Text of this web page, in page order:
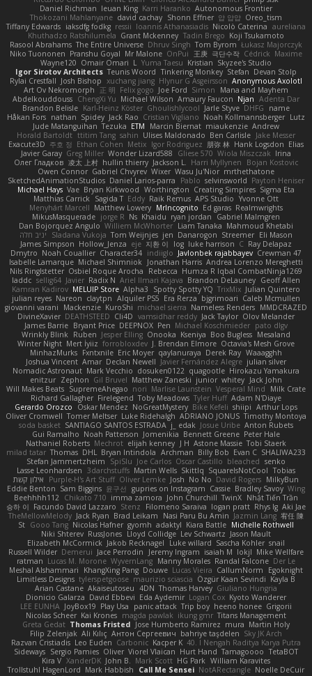
Daniel Richman Ieuan King Karri Haranko Autonomous Frontier
Thokozani Mahlanyane david cachay Shonn Effner 얍 얍얍 Oreo_tism
Tiffany Edwards iaksdfg fodkg ressii Ioannis Athanasiadis Nicolò Caterina aureliana
Khuthadzo Ratshilumela Grant Mckenney Tadin Brego Koji Tsukamoto
Rasool Abrahams The Entire Universe Dhruv Singh Tom Byrom Łukasz Majorczyk
Niko Tuononen Pranshu Goyal Mr Malone OnPui 王庚 극단수작 Cédrick Maxime
Wayne120 Omair Omari L Yuma Taesu Kristian Skyzee's Studio
Igor Sirotov Architects Teunis Woord Tinkering Monkey Stefan Devan Stolp
Rylai Crestfall Josh Bishop xuchang jiang Hlynur G Asgeirsson Anonymous Axolotl
Art Ov Nekromorph
正 明 Felix gogo Joe Ford Simon
Mana and Mayhem
Abdelkouddouss ChengXi Yu Michael Wilson Amaury Faucon Njan Adenta Dar
Brandon Belisle Karl-Heinz Köster Ghoulishlycool Jarle Styve DHFG
name
Håkan Fors nathan Spidey Jack Rao Cristian Vigliano Noah Kollmannsberger Lutz
Jude Matanguihan Tezuka ETM Marcin Biernat miaukenzie Andrew
Horald Bartoldt ttitim Tang sahin Ulises Maldonado Ben Carlisle Jake Messer
Exacute3D 주호 정 Ethan Cohen Metix Igor Rodriguez 朋弥 林 Hank Logsdon Elias
Javier Garay Greg Miller Wonder Lizard588 Gliese 570 Wiola Miszczak Irina
Олег Гладков 凌太 上村 hullin thierry Jackson L. Harri Myllynen
Bojan Kostovic
Owen Connor Gabriel Chvyrev Wixer Wasu Ju'Nior mrthethatone
SketchedAnimationStudios Daniel Larios-parra Pablo selvinsworld Payton Heniser
Michael Hays Vae Bryan Kirkwood Worthington Creating Simpires Sigma Eta
Matthias Carrick Sagida T Eddy Raik Remus APS Studio Yvonne Ott
Menyhárt Marcell Matthew Lowery MrIncognito Ed garas Realmwrights
MikusMasquerade jorge R Ns Khaidu ryan jordan
Gabriel Malmgren
Dan Bojorquez Angulo Williem McWhorter Liam Tanaka Mahmoud Khetabi
יניב חלה
Sladana Vukoja Tom Weijnjes jen Danarogon Streemer Eli Mason
James Simpson Hollow_Jenza eje 지환 이 log luke harrison C Ray Delapaz
Dmytro Noah Couallier Character34 indiiglo Javlonbek rajabbayev Crewman 47
Isabelle Lamarque Michael Shimniok Jonathan Harris Andrea Lorenzo Mereghetti
Nils Ringlstetter Osbiel Roque Arocha Rebecca Humza R Iqbal CombatNinja1269
laddc sellig64 Javier Radix N Ariel Ilmari Kajava Brandon DeLauney Geoff Allen
Kamran Kadirov MELUIP Store Alpha3 Spotty Spotty YQ TrixMix Julian Quintero
julian reyes Nareon claytpn Alquiler PS5 Era Rerza bjgrimoari Caleb Mcmullen
giovanni varani
Mackenzie KuroShi michael sierra Nameless Renders MMDCRAZED
DivineXavier DEATHSTEED Cli4D vamsidhar reddy Jack Taylor Olov Melander
James Barrie Bryant Price DEEPNOX Pen Michael Koschmieder pato dlgv
Wrinkly Blink Ruben Jesper Elling Onooka Kseniya Boo Bugless Mesaland
Winter Night Mert İyiiz forrobloxdev J. Brendan Elmore Octavia's Mesh Grove
MinhazMurks Fxntxnile Eric Moyer qaylanuraya Derek Ray Waaagghh
Joshua Vincent Amar Declan Newell Javier Fernández Alegre julian silver
Nomadic Astronaut Mark Vecchio dosuken0122 quagootle Hirokazu Yamakura
enitzur Zephon Gil Bruvel Matthew Zaneski junior whitey Jack John
Will Makes Beats SupremeAhegao nori Marlise Launstein Vesperal Mind
Milk Crate
Richard Gallagher Firelegend Toby Meadows Tyler Huff Adam N'Diaye
Gerardo Orozco
Oskar Mendez NoGreatMystery Bike Kefeli shiipi Arthur Lops
Oliver Cromwell Tomer Meltser Luke Ridehalgh ADRIANO JONUS Timothy Montoya
soda basket SANTIAGO SANTOS ESTRADA j_ edak Josue Uribe Anton Rubets
Gui Ramalho Noah Patterson Jomenikia Bennett Greene Peter Hale
Nathaniel Roberts Mechrot elijah kenney J H Astone Massie Tobi Staerk
milad tatar Thomas DHL Bryan Intindola Archman Billy Bob Evan C SHALIWA233
Stefan Jammertzheim
SpiSlu Joe Carlos Oscar Castillo bleached senko
Lasse Leonhardsen 3darchstuffs Martin Wells Skittlq SquareIsNotCool Tobias
אילון קשת
Purple-H's Art Stuff Oliver Lemke Josh No No David Rogers MilkyBun
Eddie Benton Sam Biggins 윤구선 gupries on Instagram Cassie Bradley Savoy Wing
Beehhhh112 Chikato 710 imma zamora John Churchill TwinX Nhật Tiến Trần
승하 이 Facundo David Lazzaro Stenz Filomeno Saraiva logan pratt Rhys lg Aki Jae
TheMellowMelody Jack Ryan Brad Leikam Nasi Paru Bu Amin Jazmin Lang 宥任 陳
St Gooo Tang Nicolas Hafner gyomh adaktyl Kiara Battle Michelle Rothwell
Niki Shterev RussJones Lloyd Collidge Lev Schwartz Jason Mault
Elizabeth McCormick Jakob Recknagel Luke willard Sascha Kohler snail
Russell Wilder Demerui Jace Perrodin Jeremy Ingram isaiah M lokjl Mike Wellfare
ratman Lucas M. Morone WyvernLang Manny Morales Randal Falcone Der Le
Meshal Alshammari
KhangXing Pang Douwe Lucas Vieira CallumNorm
Egoknight
Limitless Designs tylerspetgoose maurizio sciascia Özgür Kaan Sevindi Kayla B
Arian Castane Akaiseutoseu 4DN Thomas Harvey Giuliano Hungria
Dionicio Galarza David Ebbevi Eda Aydemir Logan Cox Kyoto Wanderer
LEE EUNHA JoyBox19 Play Usa panic attack Trip boy heeno honee Grigorii
Nicolas Scheer Kai Krones magda pawlak ikung gmr Titans Management
Greta Gedat Thomas Fristed Jose Humberto Ramirez mura Martin Holy
Filip Zelenjak Ali Kılıç Антон Сергеевич bahriye taşdelen Sky JK Arch
Razvan Cristiadis Leo Euden Carbonic Kacper K 40. I Nengah Raditya Karya Putra
Sideways Sergio Pamies Oliver Viorel Vlaican Hurt Hand Tamagoooo TetaBOT
Kira V XanderDK John B. Mark Scott HG Park William Karavites
Trollstuhl HagenLord Mark Habbish Call Me Sensei NotARectangle Noelle DeCuir